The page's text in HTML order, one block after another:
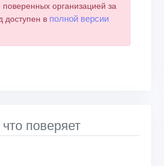
организацией за
доступен в полной версии
поверяет